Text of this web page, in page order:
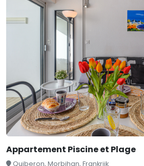
Appartement Piscine et Plage
Quiberon, Morbihan, Frankrijk